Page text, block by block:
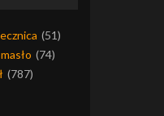
(51)
masło (74)
(787)